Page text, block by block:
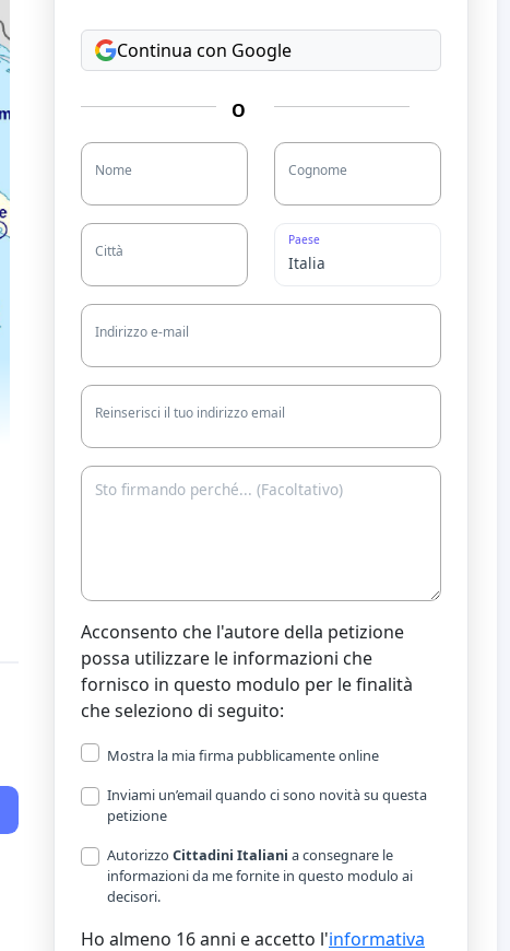
Continua con Google
O
Nome Cognome
Città
Paese
Indirizzo e-mail
Reinserisci il tuo indirizzo email
Acconsento che l'autore della petizione
possa utilizzare le informazioni che
fornisco in questo modulo per le finalità
che seleziono di seguito:
Mostra la mia firma pubblicamente online
Inviami un’email quando ci sono novità su questa
petizione
Autorizzo Cittadini Italiani a consegnare le
informazioni da me fornite in questo modulo ai
decisori.
Ho almeno 16 anni e accetto l'informativa